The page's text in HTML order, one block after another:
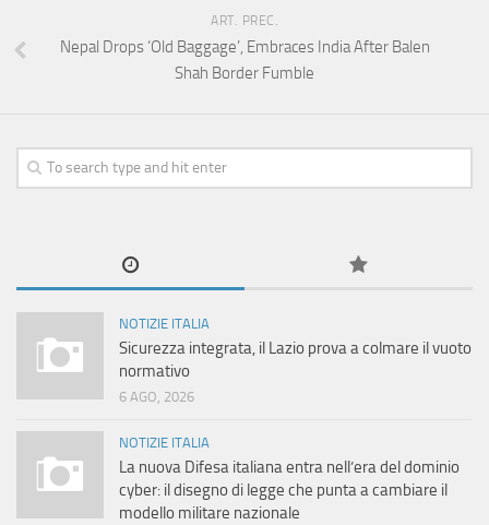
ART. PREC.
Nepal Drops ‘Old Baggage’, Embraces India After Balen
Shah Border Fumble
NOTIZIE ITALIA
Sicurezza integrata, il Lazio prova a colmare il vuoto
normativo
6 AGO, 2026
NOTIZIE ITALIA
La nuova Difesa italiana entra nell’era del dominio
cyber: il disegno di legge che punta a cambiare il
modello militare nazionale